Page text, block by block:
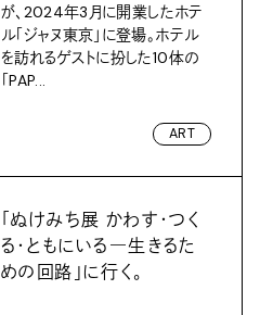
が、2024年3月に開業したホテ
ル「ジャヌ東京」に登場。ホテル
を訪れるゲストに扮した10体の
「PAP...
ART
「ぬけみち展 かわす・つく
る・ともにいる―生きるた
めの回路」に行く。